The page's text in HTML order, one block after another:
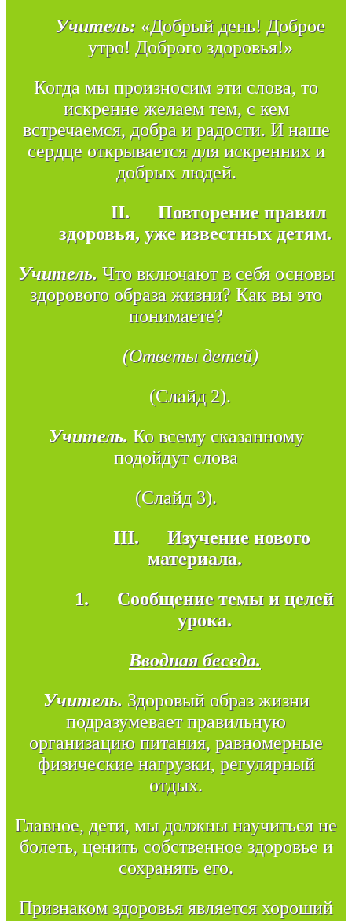
Учитель: «Добрый день! Доброе
утро! Доброго здоровья!»
Когда мы произносим эти слова, то
искренне желаем тем, с кем
встречаемся, добра и радости. И наше
сердце открывается для искренних и
добрых людей.
II. Повторение правил
здоровья, уже известных детям.
Учитель. Что включают в себя основы
здорового образа жизни? Как вы это
понимаете?
(Ответы детей)
(Слайд 2).
Учитель. Ко всему сказанному
подойдут слова
(Слайд 3).
III. Изучение нового
материала.
1. Сообщение темы и целей
урока.
Вводная беседа.
Учитель. Здоровый образ жизни
подразумевает правильную
организацию питания, равномерные
физические нагрузки, регулярный
отдых.
Главное, дети, мы должны научиться не
болеть, ценить собственное здоровье и
сохранять его.
Признаком здоровья является хороший